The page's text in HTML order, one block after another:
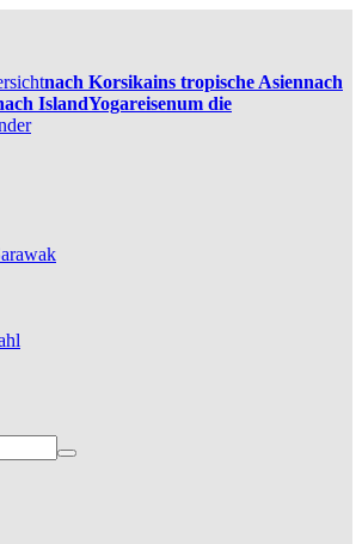
nach Korsikains tropische Asiennach
IslandYogareisenum die